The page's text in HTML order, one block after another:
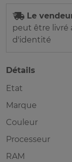
Le
peut être livré
d'identité
Détails
Etat
Marque
Couleur
Processeur
RAM